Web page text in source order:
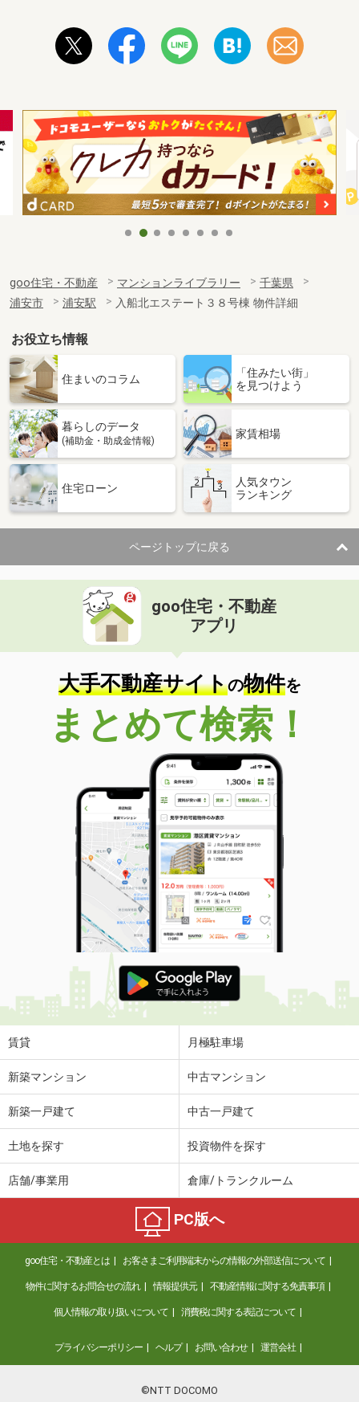
goo住宅・不動産 マンションライブラリー
千葉県
浦安市
浦安駅 入船北エステート３８号棟 物件詳細
お役立ち情報
住まいのコラム
「住みたい街」
を見つけよう
暮らしのデータ
(補助金・助成金情報)
家賃相場
住宅ローン
人気タウン
ランキング
ページトップに戻る
goo住宅・不動産
アプリ
大手不動産サイトの物件を
まとめて検索！
賃貸 月極駐車場
新築マンション 中古マンション
新築一戸建て 中古一戸建て
土地を探す 投資物件を探す
店舗/事業用 倉庫/トランクルーム
PC版へ
goo住宅・不動産とは お客さまご利用端末からの情報の外部送信について
物件に関するお問合せの流れ 情報提供元 不動産情報に関する免責事項
個人情報の取り扱いについて 消費税に関する表記について
プライバシーポリシー ヘルプ お問い合わせ 運営会社
©NTT DOCOMO